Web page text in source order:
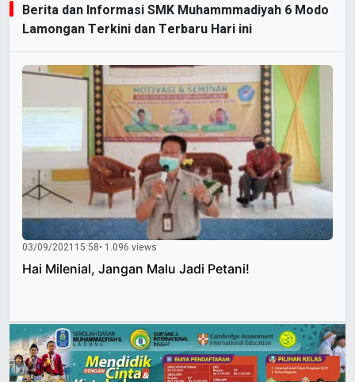
Berita dan Informasi SMK Muhammmadiyah 6 Modo
Lamongan Terkini dan Terbaru Hari ini
03/09/2021 15:58• 1.096 views
Hai Milenial, Jangan Malu Jadi Petani!